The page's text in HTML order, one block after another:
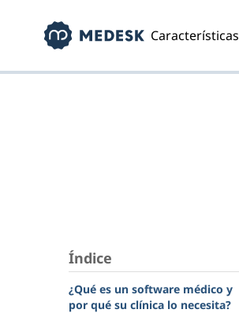
Características
Índice
¿Qué es un software médico y
por qué su clínica lo necesita?